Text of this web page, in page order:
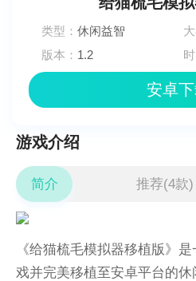
类型：休闲益智
版本： 1.2
安卓
游戏介绍
简介 推荐(4款)
《给猫梳毛模拟器移植版》
戏并完美移植至安卓平台的休